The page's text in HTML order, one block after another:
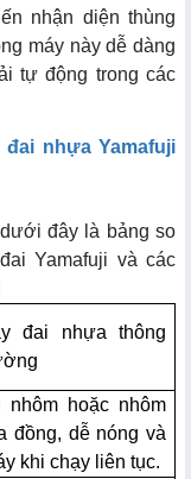
nhận diện thùng
máy này dễ dàng
tự động trong các
nhựa Yamafuji
đây là bảng so
Yamafuji và các
đai nhựa thông
nhôm hoặc nhôm
đồng, dễ nóng và
khi chạy liên tục.